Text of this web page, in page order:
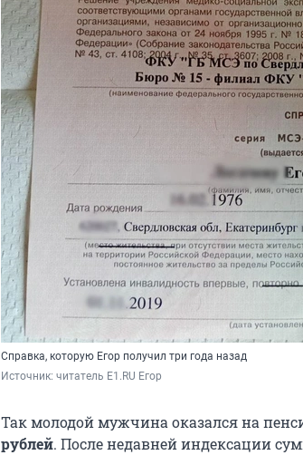
Справка, которую Егор получил три года назад
Источник: читатель E1.RU Егор
Так молодой мужчина оказался на
рублей. После недавней индексации